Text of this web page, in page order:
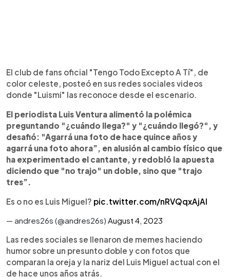
El club de fans oficial "Tengo Todo Excepto A Tí", de
color celeste, posteó en sus redes sociales videos
donde "Luismi" las reconoce desde el escenario.
El periodista Luis Ventura alimentó la polémica
preguntando "¿cuándo llega?" y "¿cuándo llegó?", y
desafió: "Agarrá una foto de hace quince años y
agarrá una foto ahora”, en alusión al cambio físico que
ha experimentado el cantante, y redobló la apuesta
diciendo que "no trajo" un doble, sino que "trajo
tres”.
Es o no es Luis Miguel? pic.twitter.com/nRVQqxAjAl
— andres26s (@andres26s) August 4, 2023
Las redes sociales se llenaron de memes haciendo
humor sobre un presunto doble y con fotos que
comparan la oreja y la nariz del Luis Miguel actual con el
de hace unos años atrás.